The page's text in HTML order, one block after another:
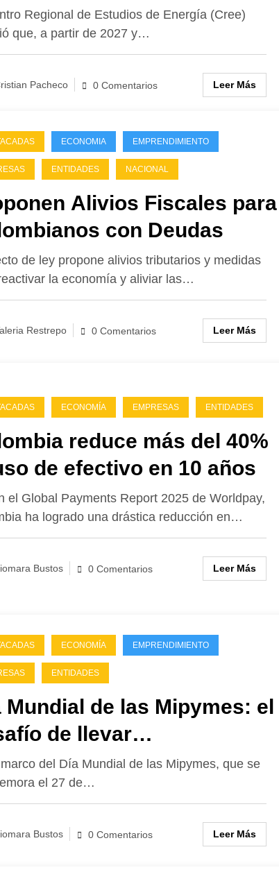
Regional de Estudios de Energía (Cree)
que, a partir de 2027 y…
Pacheco 0 Comentarios Leer Más
ECONOMIA EMPRENDIMIENTO
ENTIDADES NACIONAL
Alivios Fiscales para
con Deudas
de ley propone alivios tributarios y medidas
la economía y aliviar las…
Restrepo 0 Comentarios Leer Más
ECONOMÍA EMPRESAS ENTIDADES
reduce más del 40%
de efectivo en 10 años
el Global Payments Report 2025 de Worldpay,
ha logrado una drástica reducción en…
Bustos 0 Comentarios Leer Más
ECONOMÍA EMPRENDIMIENTO
ENTIDADES
Mundial de las Mipymes: el
de llevar
a los pequeños
para impulsar su
del Día Mundial de las Mipymes, que se
el 27 de…
Bustos 0 Comentarios Leer Más
Un país
atrapado
entre las
escándalos:
el saldo del
gobierno
Petro
Desigualdad
que nadie
quiere ver:
ley que no
las protege.
del
«crecimiento